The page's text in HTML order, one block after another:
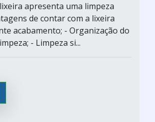
apresenta uma limpeza
de contar com a lixeira
acabamento; - Organização do
- Limpeza si...